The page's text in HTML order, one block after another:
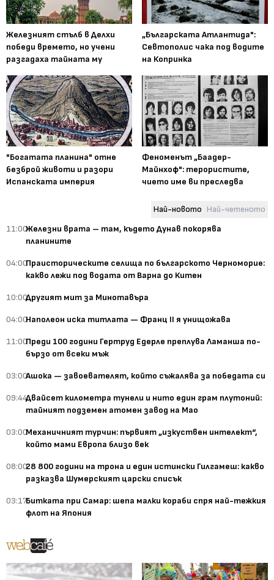
Железният стълб в Делхи
победи времето, но учени
разгадаха тайната му
„Българската Атлантида":
Севтополис чака под водите
на Копринка
"Богатата планина" отне
безброй животи и разори
Испанската империя
Феноменът „Баадер-
Майнхоф": терористите,
чието име ви преследва
Най-новото Най-четеното
11:00Железни врата – там, където Дунав покорява
планините
04:00Праисторическите селища по българското Черноморие:
какво лежи под водата от Варна до Китен
10:00Другият мит за Минотавъра
04:00Наполеон иска титлата — Франц II я унищожава
11:00Преди 100 години Гертруд Едерле преплува Ламанша по-
бързо от всеки мъж
03:00Ашока — завоевателят, който съжалява за победата си
09:44Двайсет километра тунели и нито един грам плутоний:
тайният подземен атомен завод на Мао
03:00Механичният турчин: първият „изкуствен интелект“,
който мами Европа близо век
08:0028 800 години на трона и един истински Гилгамеш: какво
разказва Шумерският царски списък
03:17Битката при Самар: шепа малки кораби спря най-тежкия
флот на Япония